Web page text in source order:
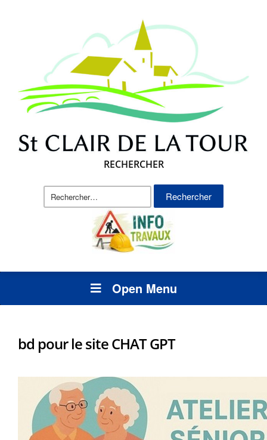
RECHERCHER
Rechercher :
Open Menu
bd pour le site CHAT GPT